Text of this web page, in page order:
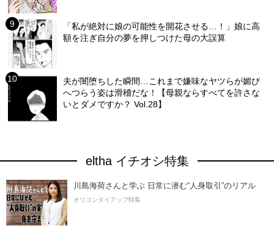
「私が絶対に娘の可能性を開花させる…！」娘に高
額を注ぎ自分の夢を押しつけた母の大誤算
夫が闇堕ちした瞬間…これまで嫌味なヤツらが媚び
へつらう姿は滑稽だな！【母親ならすべてを許さな
いとダメですか？ Vol.28】
eltha イチオシ特集
川島海荷さんと学ぶ 日常に潜む“人身取引”のリアル
オリコンタイアップ特集